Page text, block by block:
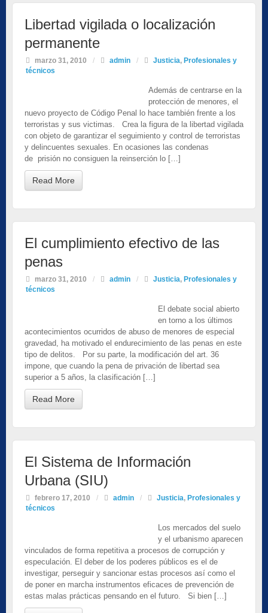
Libertad vigilada o localización
permanente
marzo 31, 2010 / admin / Justicia Profesionales y
técnicos
Además de centrarse en la
protección de menores, el
nuevo proyecto de Código Penal lo hace también frente a los
terroristas y sus victimas. Crea la figura de la libertad vigilada
con objeto de garantizar el seguimiento y control de terroristas
y delincuentes sexuales. En ocasiones las condenas
de prisión no consiguen la reinserción lo […]
Read More
El cumplimiento efectivo de las
penas
marzo 31, 2010 / admin / Justicia Profesionales y
técnicos
El debate social abierto
en torno a los últimos
acontecimientos ocurridos de abuso de menores de especial
gravedad, ha motivado el endurecimiento de las penas en este
tipo de delitos. Por su parte, la modificación del art. 36
impone, que cuando la pena de privación de libertad sea
superior a 5 años, la clasificación […]
Read More
El Sistema de Información
Urbana (SIU)
febrero 17, 2010 / admin / Justicia Profesionales y
técnicos
Los mercados del suelo
y el urbanismo aparecen
vinculados de forma repetitiva a procesos de corrupción y
especulación. El deber de los poderes públicos es el de
investigar, perseguir y sancionar estas procesos así como el
de poner en marcha instrumentos eficaces de prevención de
estas malas prácticas pensando en el futuro. Si bien […]